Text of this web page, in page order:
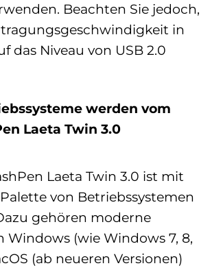
Beachten Sie jedoch,
in
das Niveau von USB 2.0
werden vom
Laeta Twin 3.0
Laeta Twin 3.0 ist mit
von Betriebssystemen
gehören moderne
Windows (wie Windows 7, 8,
(ab neueren Versionen)